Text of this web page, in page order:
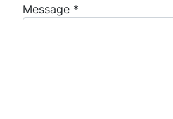
Message *